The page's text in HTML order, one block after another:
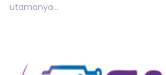
utamanya...